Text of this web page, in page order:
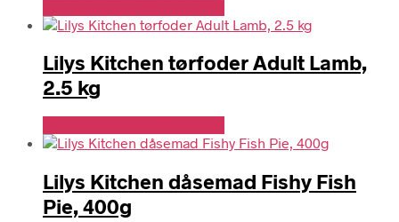
Lilys Kitchen tørfoder Adult Lamb,
2.5 kg
Lilys Kitchen dåsemad Fishy Fish
Pie, 400g